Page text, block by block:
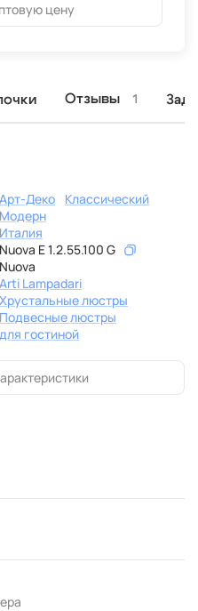
цену
Отзывы 1
Арт-Деко
Классический
Модерн
Италия
Nuova E 1.2.55.100 G
Nuova
Arti Lampadari
Хрустальные люстры
Подвесные люстры
для гостиной